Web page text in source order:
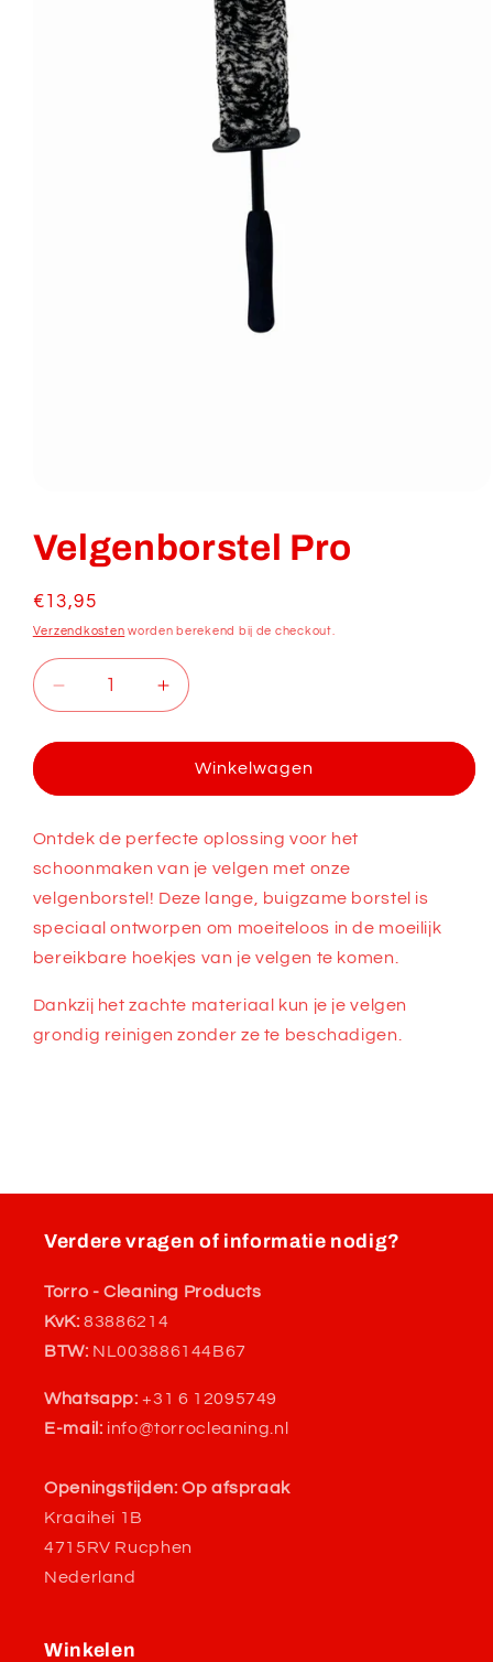
openen
in
modaal
Velgenborstel Pro
Normale
prijs
€13,95
Verzendkosten worden berekend bij de checkout.
Aantal
verlagen
voor
Pro
Aantal
verhogen
voor
Velgenborstel
Pro
Winkelwagen
Ontdek de perfecte oplossing voor het
schoonmaken van je velgen met onze
velgenborstel! Deze lange, buigzame borstel is
speciaal ontworpen om moeiteloos in de moeilijk
bereikbare hoekjes van je velgen te komen.
Dankzij het zachte materiaal kun je je velgen
grondig reinigen zonder ze te beschadigen.
Verdere vragen of informatie nodig?
Torro - Cleaning Products
KvK:83886214
BTW: NL003886144B67
Whatsapp: +31 6 12095749
E-mail: info@torrocleaning.nl
Openingstijden: Op afspraak
Kraaihei 1B
4715RV Rucphen
Nederland
Winkelen